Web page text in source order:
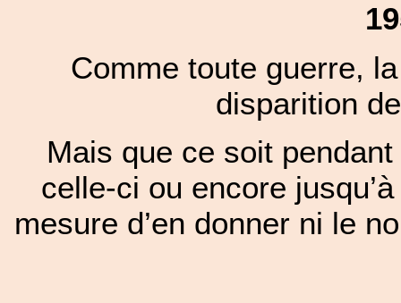
Comme toute guerre,
disparition
Mais que ce soit
celle-ci ou encore
mesure d’en donner ni le